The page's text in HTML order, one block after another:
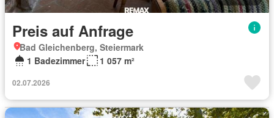
Preis auf Anfrage
Bad Gleichenberg, Steiermark
1 Badezimmer
1 057 m²
02.07.2026